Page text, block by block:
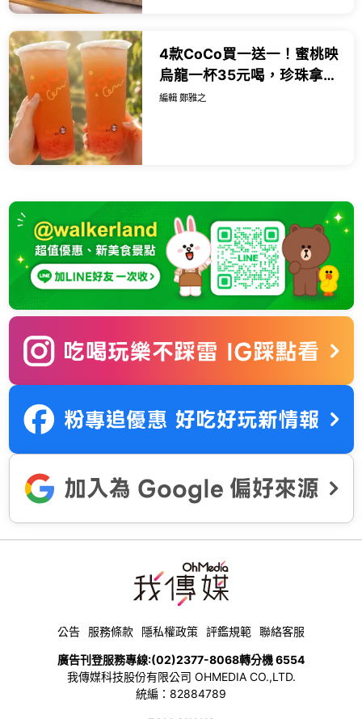
4款CoCo買一送一！蜜桃映
烏龍一杯35元喝，珍珠拿鐵
也有買一送一。
編輯 鄭雅之
公告 服務條款 隱私權政策 評鑑規範 聯絡客服
廣告刊登服務專線:(02)2377-8068轉分機 6554
我傳媒科技股份有限公司 OHMEDIA CO.,LTD.
統編：82884789